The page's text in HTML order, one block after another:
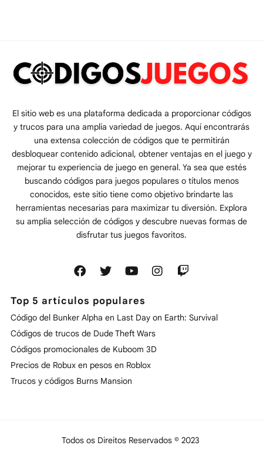
El sitio web es una plataforma dedicada a proporcionar códigos
y trucos para una amplia variedad de juegos. Aquí encontrarás
una extensa colección de códigos que te permitirán
desbloquear contenido adicional, obtener ventajas en el juego y
mejorar tu experiencia de juego en general. Ya sea que estés
buscando códigos para juegos populares o títulos menos
conocidos, este sitio tiene como objetivo brindarte las
herramientas necesarias para maximizar tu diversión. Explora
su amplia selección de códigos y descubre nuevas formas de
disfrutar tus juegos favoritos.
Top 5 artículos populares
Código del Bunker Alpha en Last Day on Earth: Survival
Códigos de trucos de Dude Theft Wars
Códigos promocionales de Kuboom 3D
Precios de Robux en pesos en Roblox
Trucos y códigos Burns Mansion
Todos os Direitos Reservados © 2023